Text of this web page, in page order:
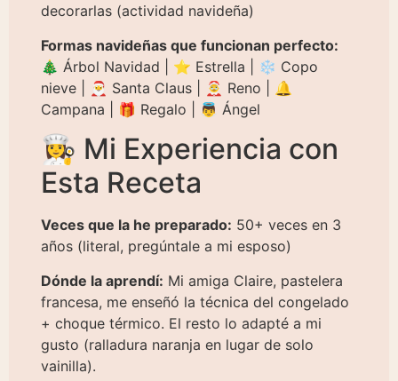
decorarlas (actividad navideña)
Formas navideñas que funcionan perfecto:
🎄 Árbol Navidad | ⭐ Estrella | ❄️ Copo
nieve | 🎅 Santa Claus | 🤶 Reno | 🔔
Campana | 🎁 Regalo | 👼 Ángel
👩‍🍳 Mi Experiencia con
Esta Receta
Veces que la he preparado: 50+ veces en 3
años (literal, pregúntale a mi esposo)
Dónde la aprendí: Mi amiga Claire, pastelera
francesa, me enseñó la técnica del congelado
+ choque térmico. El resto lo adapté a mi
gusto (ralladura naranja en lugar de solo
vainilla).